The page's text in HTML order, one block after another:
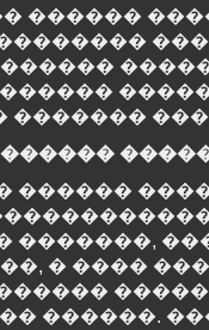
������
���
�������
������
� ����
������.